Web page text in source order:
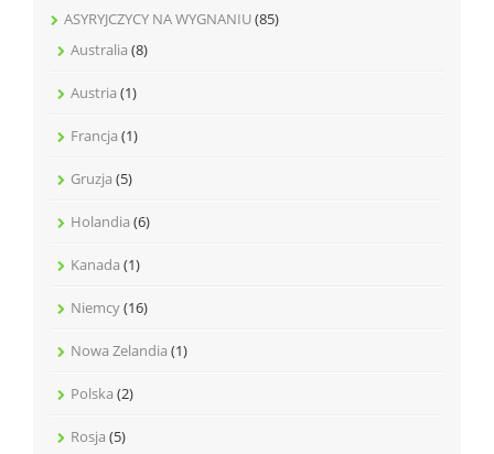
ASYRYJCZYCY NA WYGNANIU(85)
Australia (8)
Austria (1)
Francja (1)
Gruzja (5)
Holandia (6)
Kanada (1)
Niemcy(16)
Nowa Zelandia (1)
Polska (2)
Rosja (5)